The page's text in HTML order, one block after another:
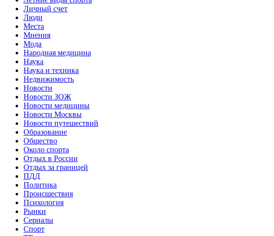
Личный счет
Люди
Места
Мнения
Мода
Народная медицина
Наука
Наука и техника
Недвижимость
Новости
Новости ЗОЖ
Новости медицины
Новости Москвы
Новости путешествий
Образование
Общество
Около спорта
Отдых в России
Отдых за границей
ПДД
Политика
Происшествия
Психология
Рынки
Сериалы
Спорт